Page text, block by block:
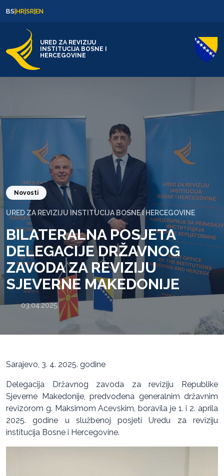
BS|HR|SR|EN
URED ZA REVIZIJU
INSTITUCIJA BOSNE I
HERCEGOVINE
Novosti
URED ZA REVIZIJU INSTITUCIJA BOSNE I HERCEGOVINE
BILATERALNA POSJETA
DELEGACIJE DRŽAVNOG
ZAVODA ZA REVIZIJU
SJEVERNE MAKEDONIJE
03.04.2025.
Sarajevo, 3. 4. 2025. godine
Delegacija Državnog zavoda za reviziju Republike
Sjeverne Makedonije, predvođena generalnim državnim
revizorom g. Maksimom Acevskim, boravila je 1. i 2. aprila
2025. godine u službenoj posjeti Uredu za reviziju
institucija Bosne i Hercegovine.